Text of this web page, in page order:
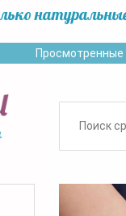
Просмотренные